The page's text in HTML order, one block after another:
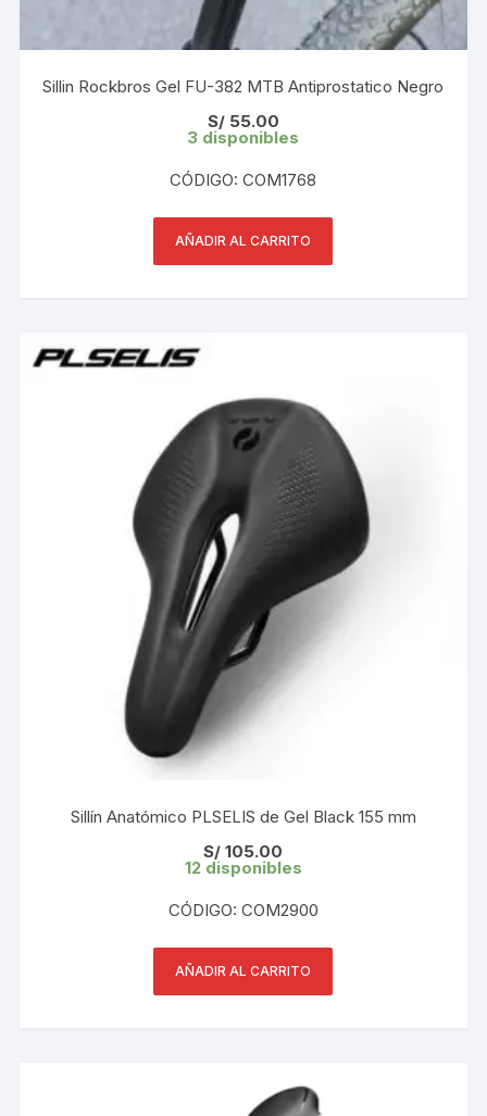
Sillin Rockbros Gel FU-382 MTB Antiprostatico Negro
S/55.00
3 disponibles
CÓDIGO: COM1768
AÑADIR AL CARRITO
Sillín Anatómico PLSELIS de Gel Black 155 mm
S/ 105.00
12 disponibles
CÓDIGO: COM2900
AÑADIR AL CARRITO